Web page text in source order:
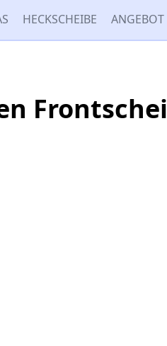
HECKSCHEIBE ANGEBOT